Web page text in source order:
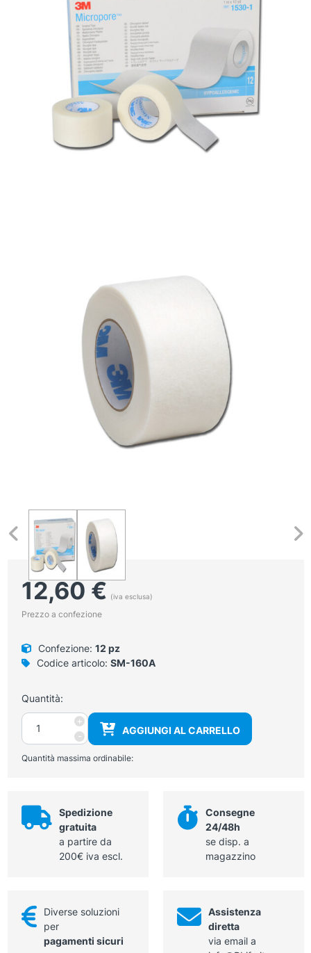
12,60€ (iva esclusa)
Prezzo a confezione
Confezione: 12 pz
Codice articolo: SM-160A
Quantità:
-
Cerotto
carta
ipoallergenico
x
9,14
Micropore
quantità
+
AGGIUNGI AL CARRELLO
Quantità massima ordinabile:
Spedizione
gratuita
a partire da
200€ iva escl.
Consegne
24/48h
se disp. a
magazzino
Diverse soluzioni
per
pagamenti sicuri
Assistenza
diretta
via email a